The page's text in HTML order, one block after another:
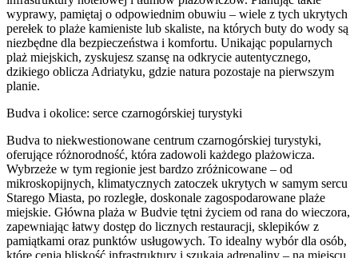
wyprawy, pamiętaj o odpowiednim obuwiu – wiele z tych ukrytych
perełek to plaże kamieniste lub skaliste, na których buty do wody są
niezbędne dla bezpieczeństwa i komfortu. Unikając popularnych
plaż miejskich, zyskujesz szansę na odkrycie autentycznego,
dzikiego oblicza Adriatyku, gdzie natura pozostaje na pierwszym
planie.
Budva i okolice: serce czarnogórskiej turystyki
Budva to niekwestionowane centrum czarnogórskiej turystyki,
oferujące różnorodność, która zadowoli każdego plażowicza.
Wybrzeże w tym regionie jest bardzo zróżnicowane – od
mikroskopijnych, klimatycznych zatoczek ukrytych w samym sercu
Starego Miasta, po rozległe, doskonale zagospodarowane plaże
miejskie. Główna plaża w Budvie tętni życiem od rana do wieczora,
zapewniając łatwy dostęp do licznych restauracji, sklepików z
pamiątkami oraz punktów usługowych. To idealny wybór dla osób,
które cenią bliskość infrastruktury i szukają adrenaliny – na miejscu